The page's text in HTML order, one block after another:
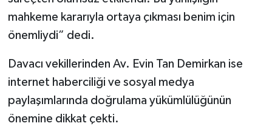
mahkeme kararıyla ortaya çıkması benim için
önemliydi” dedi.
Davacı vekillerinden Av. Evin Tan Demirkan ise
internet haberciliği ve sosyal medya
paylaşımlarında doğrulama yükümlülüğünün
önemine dikkat çekti.